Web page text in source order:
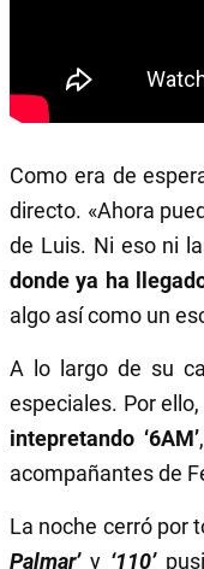
Como era de
directo. «Ahora
de Luis. Ni eso ni
donde ya ha
algo así como un
A lo largo de su
especiales. Por
intepretando ‘6AM’,
acompañantes de
La noche cerró por
Palmar’y ‘110’